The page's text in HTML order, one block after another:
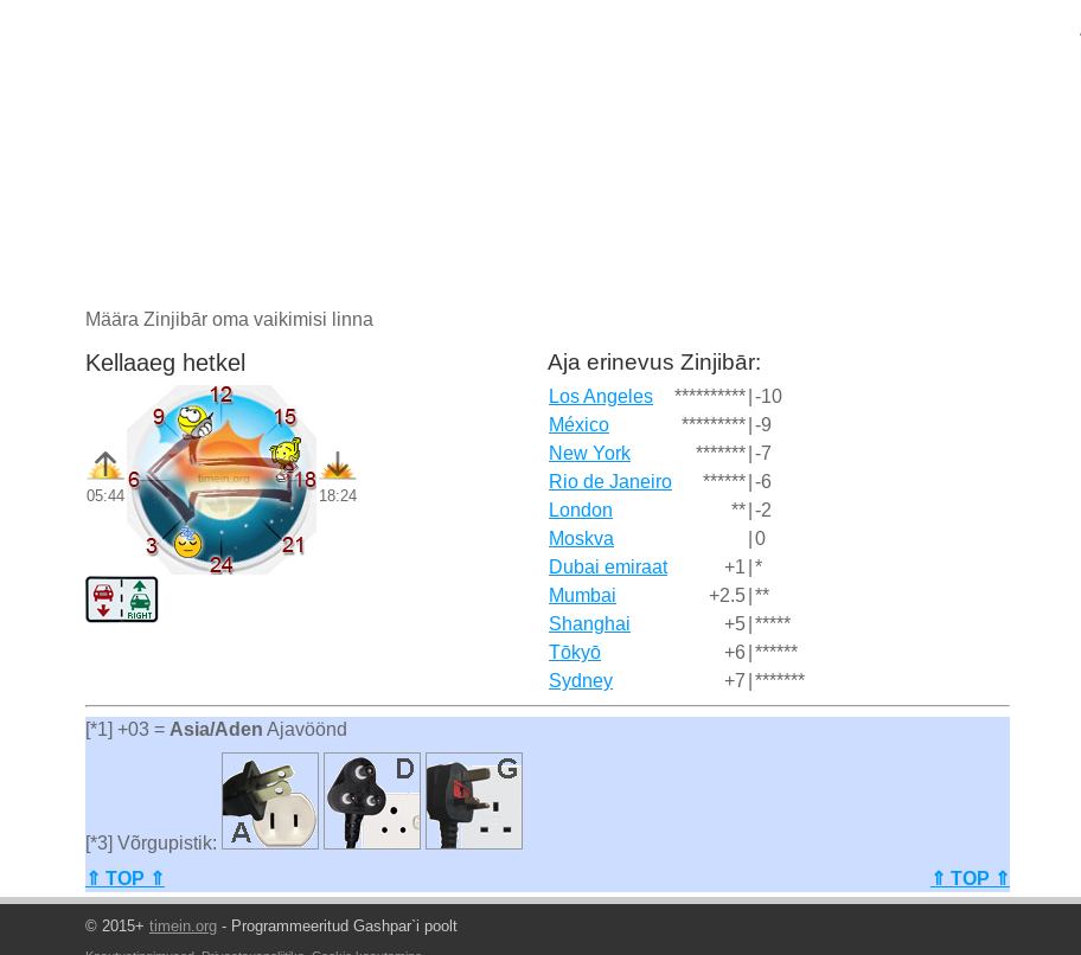
Määra Zinjibār oma vaikimisi linna
Kellaaeg hetkel
05:44 18:24
Aja erinevus Zinjibār:
Los Angeles ********** -10
México
********* -9
New York
******* -7
Rio de Janeiro
****** -6
London
** -2
Moskva
0
Dubai emiraat
+1 *
Mumbai
+2.5 **
Shanghai
+5 *****
Tōkyō
+6 ******
Sydney
+7 *******
[*1] +03 = Asia/Aden Ajavöönd
[*3] Võrgupistik:
⇑ TOP ⇑
⇑ TOP ⇑
© 2015+ timein.org - Programmeeritud Gashpar`i poolt